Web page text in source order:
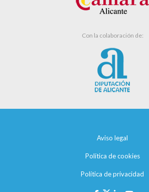
Con la colaboración de:
Aviso legal
Política de cookies
Política de privacidad